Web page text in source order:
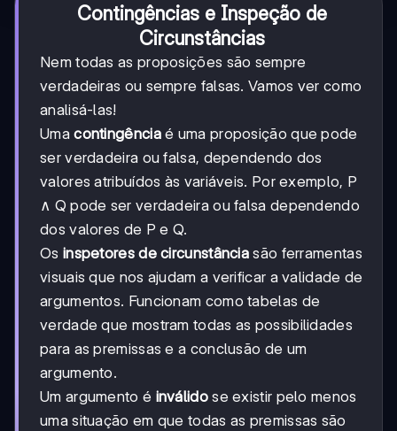
Contingências e Inspeção de
Circunstâncias
Nem todas as proposições são sempre
verdadeiras ou sempre falsas. Vamos ver como
analisá-las!
Umacontingênciaé uma proposição que pode
ser verdadeira ou falsa, dependendo dos
valores atribuídos às variáveis. Por exemplo, P
∧ Q pode ser verdadeira ou falsa dependendo
dos valores de P e Q.
Os inspetores de circunstância são ferramentas
visuais que nos ajudam a verificar a validade de
argumentos. Funcionam como tabelas de
verdade que mostram todas as possibilidades
para as premissas e a conclusão de um
argumento.
Um argumento é inválidose existir pelo menos
uma situação em que todas as premissas são